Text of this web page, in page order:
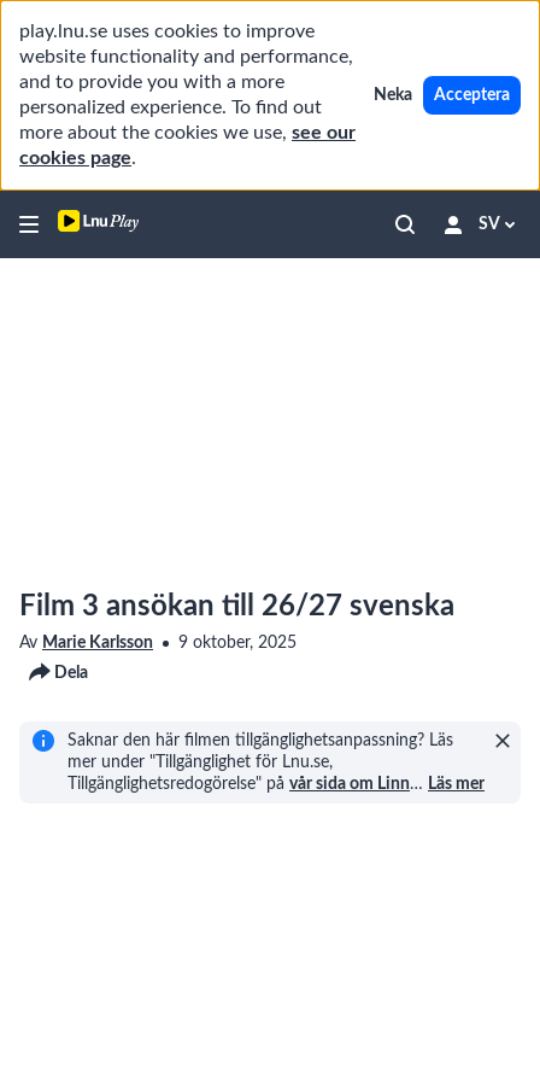
play.lnu.se uses cookies to improve
website functionality and performance,
and to provide you with a more
personalized experience. To find out
more about the cookies we use, see our
cookies page.
Neka Acceptera
SV
Film 3 ansökan till 26/27 svenska
Av Marie Karlsson
9 oktober, 2025
Dela
Saknar den här filmen tillgänglighetsanpassning? Läs
mer under "Tillgänglighet för Lnu.se,
Tillgänglighetsredogörelse" på vår sida om Linn… Läs mer